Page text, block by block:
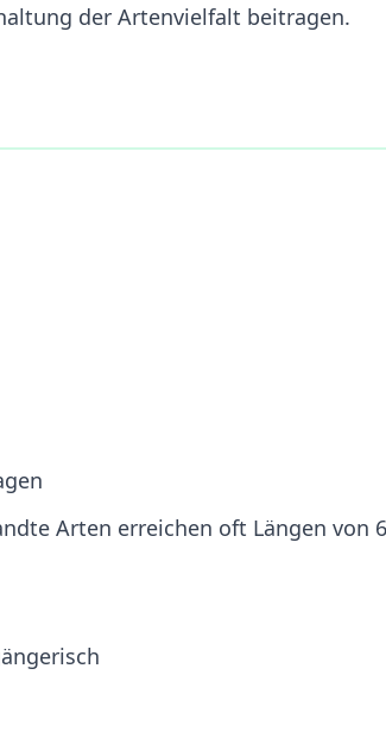
der Artenvielfalt beitragen.
Arten erreichen oft Längen von